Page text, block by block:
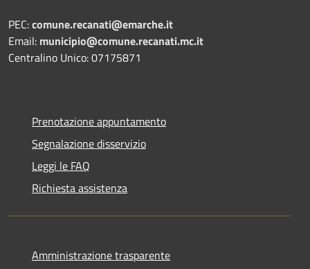
PEC:comune.recanati@emarche.it
Email: municipio@comune.recanati.mc.it
Centralino Unico: 07175871
Prenotazione appuntamento
Segnalazione disservizio
Leggi le FAQ
Richiesta assistenza
Amministrazione trasparente